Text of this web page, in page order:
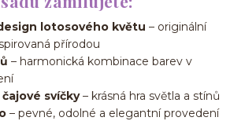
lotosového květu – originální
přírodou
– harmonická kombinace barev v
svíčky– krásná hra světla a stínů
– pevné, odolné a elegantní provedení